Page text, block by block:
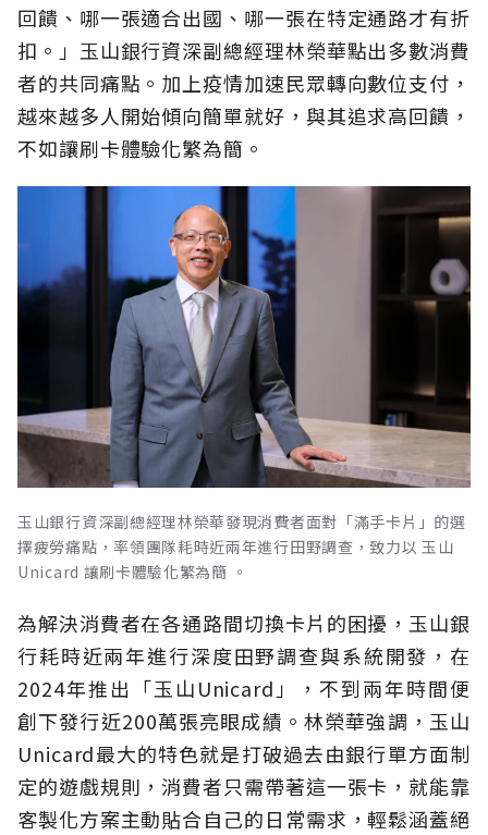
回饋、哪一張適合出國、哪一張在特定通路才有折
扣。」玉山銀行資深副總經理林榮華點出多數消費
者的共同痛點。加上疫情加速民眾轉向數位支付，
越來越多人開始傾向簡單就好，與其追求高回饋，
不如讓刷卡體驗化繁為簡。
玉山銀行資深副總經理林榮華發現消費者面對「滿手卡片」的選
擇疲勞痛點，率領團隊耗時近兩年進行田野調查，致力以 玉山
Unicard 讓刷卡體驗化繁為簡 。
為解決消費者在各通路間切換卡片的困擾，玉山銀
行耗時近兩年進行深度田野調查與系統開發，在
2024年推出「玉山Unicard」，不到兩年時間便
創下發行近200萬張亮眼成績。林榮華強調，玉山
Unicard最大的特色就是打破過去由銀行單方面制
定的遊戲規則，消費者只需帶著這一張卡，就能靠
客製化方案主動貼合自己的日常需求，輕鬆涵蓋絕